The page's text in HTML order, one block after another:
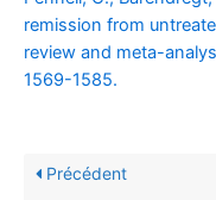
remission from
review and meta-
1569-1585.
Précédent